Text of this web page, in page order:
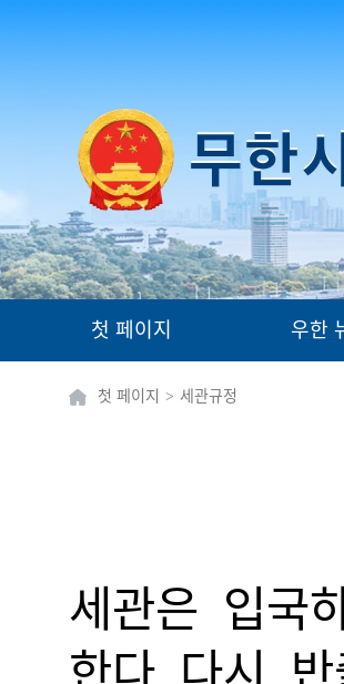
첫 페이지 우한
첫 페이지 > 세관규정
세관은 입국
한다. 다시